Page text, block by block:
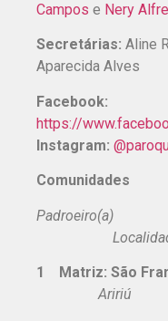
Campos e Nery
Secretárias: Aline
Aparecida Alves
Facebook:
https://
Instagram:
Comunidades
1 Matriz: São